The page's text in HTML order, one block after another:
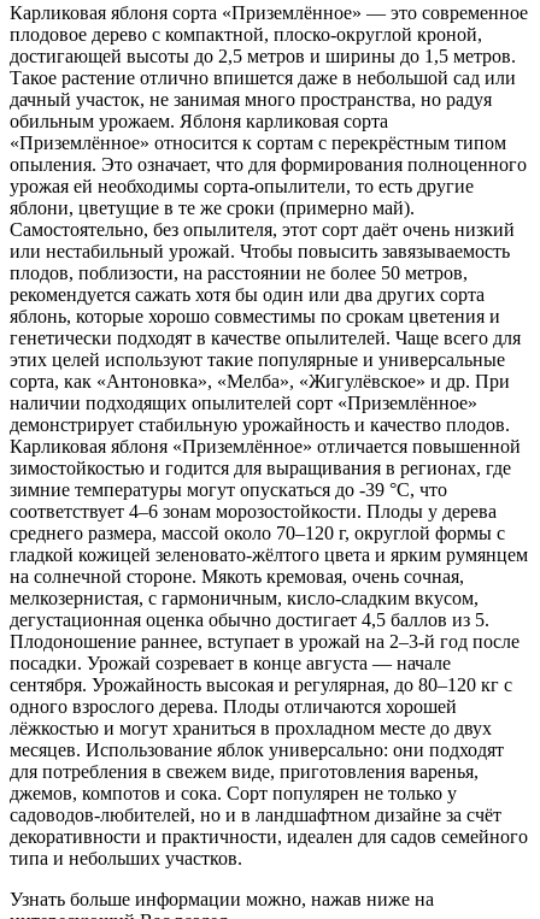
Карликовая яблоня сорта «Приземлённое» — это современное
плодовое дерево с компактной, плоско-округлой кроной,
достигающей высоты до 2,5 метров и ширины до 1,5 метров.
Такое растение отлично впишется даже в небольшой сад или
дачный участок, не занимая много пространства, но радуя
обильным урожаем. Яблоня карликовая сорта
«Приземлённое» относится к сортам с перекрёстным типом
опыления. Это означает, что для формирования полноценного
урожая ей необходимы сорта-опылители, то есть другие
яблони, цветущие в те же сроки (примерно май).
Самостоятельно, без опылителя, этот сорт даёт очень низкий
или нестабильный урожай. Чтобы повысить завязываемость
плодов, поблизости, на расстоянии не более 50 метров,
рекомендуется сажать хотя бы один или два других сорта
яблонь, которые хорошо совместимы по срокам цветения и
генетически подходят в качестве опылителей. Чаще всего для
этих целей используют такие популярные и универсальные
сорта, как «Антоновка», «Мелба», «Жигулёвское» и др. При
наличии подходящих опылителей сорт «Приземлённое»
демонстрирует стабильную урожайность и качество плодов.
Карликовая яблоня «Приземлённое» отличается повышенной
зимостойкостью и годится для выращивания в регионах, где
зимние температуры могут опускаться до -39 °C, что
соответствует 4–6 зонам морозостойкости. Плоды у дерева
среднего размера, массой около 70–120 г, округлой формы с
гладкой кожицей зеленовато-жёлтого цвета и ярким румянцем
на солнечной стороне. Мякоть кремовая, очень сочная,
мелкозернистая, с гармоничным, кисло-сладким вкусом,
дегустационная оценка обычно достигает 4,5 баллов из 5.
Плодоношение раннее, вступает в урожай на 2–3-й год после
посадки. Урожай созревает в конце августа — начале
сентября. Урожайность высокая и регулярная, до 80–120 кг с
одного взрослого дерева. Плоды отличаются хорошей
лёжкостью и могут храниться в прохладном месте до двух
месяцев. Использование яблок универсально: они подходят
для потребления в свежем виде, приготовления варенья,
джемов, компотов и сока. Сорт популярен не только у
садоводов-любителей, но и в ландшафтном дизайне за счёт
декоративности и практичности, идеален для садов семейного
типа и небольших участков.
Узнать больше информации можно, нажав ниже на